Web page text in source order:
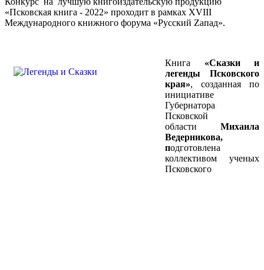
«Псковская книга - 2022» проходит в рамках XVIII
Международного книжного форума «Русский Zапад».
Книга «Сказки и
легенды Псковского
края», созданная по
инициативе
Губернатора
Псковской
области Михаила
Ведерникова,
подготовлена
коллективом ученых
Псковского